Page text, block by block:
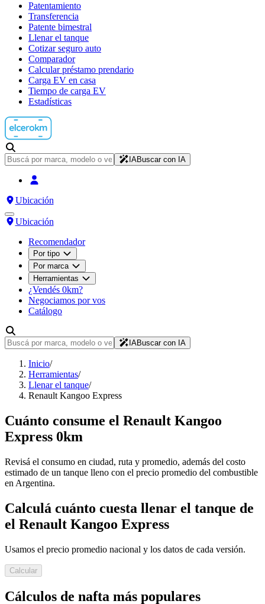
Patentamiento
Transferencia
Patente bimestral
Llenar el tanque
Cotizar seguro auto
Comparador
Calcular préstamo prendario
Carga EV en casa
Tiempo de carga EV
Estadísticas
IABuscar con IA
Ubicación
Ubicación
Recomendador
Por tipo
Por marca
Herramientas
¿Vendés 0km?
Negociamos por vos
Catálogo
IABuscar con IA
Inicio/
Herramientas/
Llenar el tanque/
Renault Kangoo Express
Cuánto consume el Renault Kangoo
Express 0km
Revisá el consumo en ciudad, ruta y promedio, además del costo
estimado de un tanque lleno con el precio promedio del combustible
en Argentina.
Calculá cuánto cuesta llenar el tanque de
el Renault Kangoo Express
Usamos el precio promedio nacional y los datos de cada versión.
Calcular
Cálculos de nafta más populares